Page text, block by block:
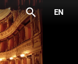
search EN